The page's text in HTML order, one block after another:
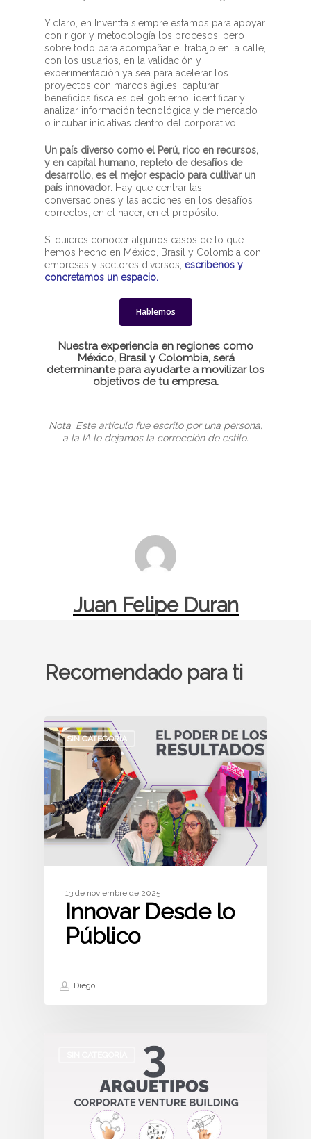
Y claro, en Inventta siempre estamos para apoyar
con rigor y metodología los procesos, pero
sobre todo para acompañar el trabajo en la calle,
con los usuarios, en la validación y
experimentación ya sea para acelerar los
proyectos con marcos ágiles, capturar
beneficios fiscales del gobierno, identificar y
analizar información tecnológica y de mercado
o incubar iniciativas dentro del corporativo.
Un país diverso como el Perú, rico en recursos,
y en capital humano, repleto de desafíos de
desarrollo, es el mejor espacio para cultivar un
país innovador. Hay que centrar las
conversaciones y las acciones en los desafíos
correctos, en el hacer, en el propósito.
Si quieres conocer algunos casos de lo que
hemos hecho en México, Brasil y Colombia con
empresas y sectores diversos, escribenos y
concretamos un espacio.
Hablemos
Nuestra experiencia en regiones como
México, Brasil y Colombia, será
determinante para ayudarte a movilizar los
objetivos de tu empresa.
Nota. Este artículo fue escrito por una persona,
a la IA le dejamos la corrección de estilo.
Juan Felipe Duran
Recomendado para ti
SIN CATEGORÍA
13 de noviembre de 2025
Innovar Desde lo
Público
Diego